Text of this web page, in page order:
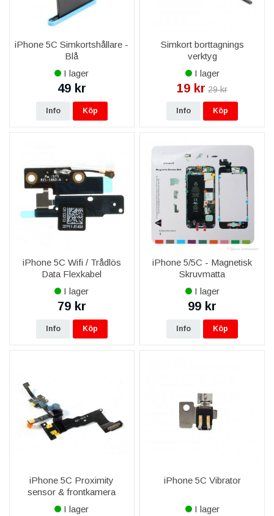
iPhone 5C Simkortshållare -
Blå
I lager
49 kr
Info Köp
Simkort borttagnings
verktyg
I lager
19 kr 29 kr
Info Köp
iPhone 5C Wifi / Trådlös
Data Flexkabel
I lager
79 kr
Info Köp
iPhone 5/5C - Magnetisk
Skruvmatta
I lager
99 kr
Info Köp
iPhone 5C Proximity
sensor & frontkamera
I lager
iPhone 5C Vibrator
I lager